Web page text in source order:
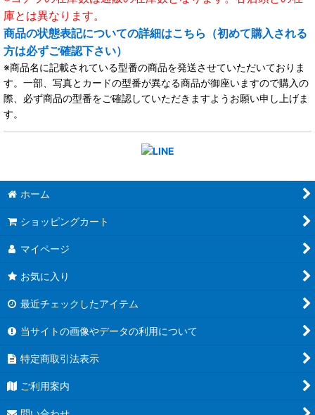
庫とは異なります。
商品の状態表記についての詳細はこちら（初めて購入される
方は必ずご確認下さい）
※商品名に記載されている型番の商品を発送させていただいておりま
す。一部、写真とカードの型番が異なる商品が御座いますので購入の
際、必ず商品の型番をご確認していただきますようお願い申し上げま
す。
ホーム
ショッピングカート
マイページ
お気に入り
最近チェックしたアイテム
当サイトの画像やデータの利用について
特定商取引法表示
ご利用案内